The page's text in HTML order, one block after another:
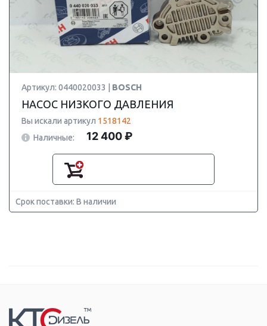
Артикул: 0440020033 | BOSCH
НАСОС НИЗКОГО ДАВЛЕНИЯ
Вы искали артикул 1518142
Наличные:
12 400 ₽
Срок поставки: В наличии